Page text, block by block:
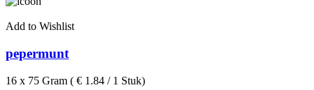
Add to Wishlist
pepermunt
16 x 75 Gram ( € 1.84 / 1 Stuk)